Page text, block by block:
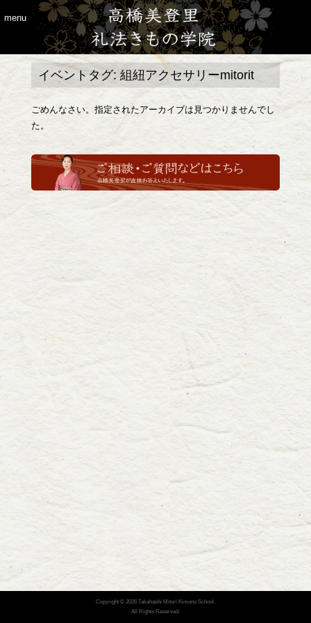
menu
イベントタグ: 組紐アクセサリーmitorit
ごめんなさい。指定されたアーカイブは見つかりませんでし
た。
Copyright © 2026 Takahashi Mitori Kimono School.
All Rights Reserved.